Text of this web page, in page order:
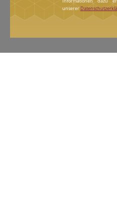
unserer